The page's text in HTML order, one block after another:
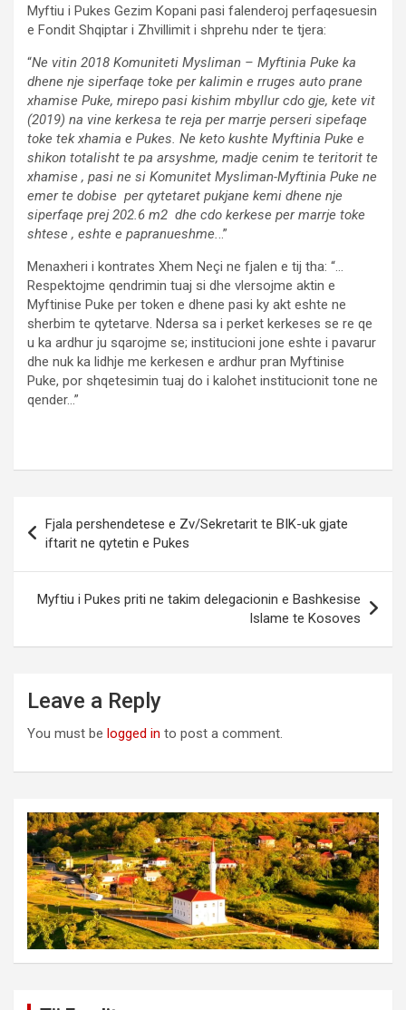
Myftiu i Pukes Gezim Kopani pasi falenderoj perfaqesuesin
e Fondit Shqiptar i Zhvillimit i shprehu nder te tjera:
“Ne vitin 2018 Komuniteti Mysliman – Myftinia Puke ka
dhene nje siperfaqe toke per kalimin e rruges auto prane
xhamise Puke, mirepo pasi kishim mbyllur cdo gje, kete vit
(2019) na vine kerkesa te reja per marrje perseri sipefaqe
toke tek xhamia e Pukes. Ne keto kushte Myftinia Puke e
shikon totalisht te pa arsyshme, madje cenim te teritorit te
xhamise , pasi ne si Komunitet Mysliman-Myftinia Puke ne
emer te dobise per qytetaret pukjane kemi dhene nje
siperfaqe prej 202.6 m2 dhe cdo kerkese per marrje toke
shtese , eshte e papranueshme...”
Menaxheri i kontrates Xhem Neçi ne fjalen e tij tha: “…
Respektojme qendrimin tuaj si dhe vlersojme aktin e
Myftinise Puke per token e dhene pasi ky akt eshte ne
sherbim te qytetarve. Ndersa sa i perket kerkeses se re qe
u ka ardhur ju sqarojme se; institucioni jone eshte i pavarur
dhe nuk ka lidhje me kerkesen e ardhur pran Myftinise
Puke, por shqetesimin tuaj do i kalohet institucionit tone ne
qender…”
navigation
Fjala pershendetese e Zv/Sekretarit te BIK-uk gjate
iftarit ne qytetin e Pukes
Myftiu i Pukes priti ne takim delegacionin e Bashkesise
Islame te Kosoves
Leave a Reply
You must be logged in to post a comment.